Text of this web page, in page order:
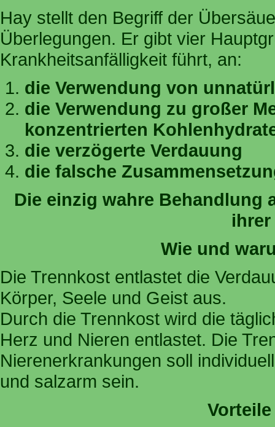
Hay stellt den Begriff der
Überlegungen. Er gibt vier
Krankheitsanfälligkeit führt, an:
die Verwendung von
die Verwendung zu großer
konzentrierten
die verzögerte Verdauung
die falsche
Die einzig wahre Behandlung
ihrer
Wie und
Die Trennkost entlastet die
Körper, Seele und Geist aus.
Durch die Trennkost wird die
Herz und Nieren entlastet. Die
Nierenerkrankungen soll
und salzarm sein.